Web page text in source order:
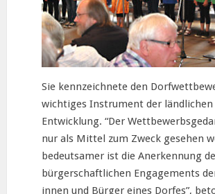
Sie kennzeichnete den
wichtiges Instrument der ländlichen
Entwicklung. “Der
nur als Mittel zum Zweck gesehen
bedeutsamer ist die Anerkennung
bürgerschaftlichen Engagements
innen und Bürger eines Dorfes”,